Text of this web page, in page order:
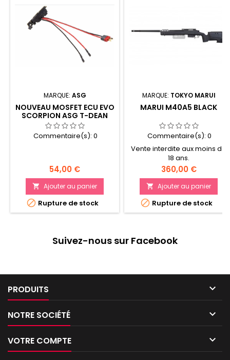
MARQUE: ASG
NOUVEAU MOSFET ECU EVO
SCORPION ASG T-DEAN
19497
Commentaire(s): 0
Prix
54,00 €
 Ajouter au panier
 Rupture de stock
MARQUE: TOKYO MARUI
MARUI M40A5 BLACK
Commentaire(s): 0
Vente interdite aux moins de
18 ans.
Prix
360,00 €
 Ajouter au panier
 Rupture de stock
Suivez-nous sur Facebook
PRODUITS 
NOTRE SOCIÉTÉ 
VOTRE COMPTE 